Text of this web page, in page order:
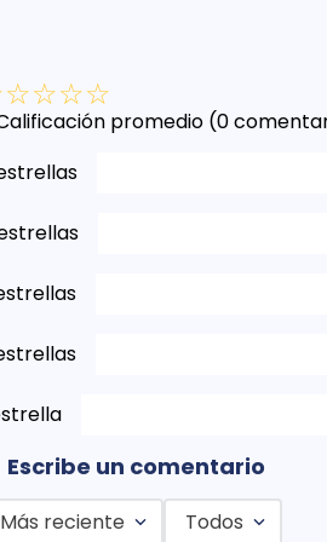
☆☆☆☆
promedio (0
Escribe un comentario
Más reciente Todos